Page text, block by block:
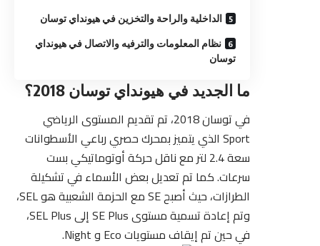
الداخلية والراحة والتخزين في هيونداي توسان
نظام المعلومات والترفيه والاتصال في هيونداي
توسان
ما الجديد في هيونداي توسان 2018؟
في توسان 2018، تم تقديم المستوى الرياضي
Sport الذي يتميز بمحرك حصري رباعي الأسطوانات
سعة 2.4 لتر مع ناقل حركة أوتوماتيكي بست
سرعات. كما تم تعديل بعض الأسماء في تشكيلة
الطرازات، حيث أصبح SE مع الحزمة الشعبية هو SEL،
وتم إعادة تسمية مستوى SE Plus إلى SEL Plus،
في حين تم إيقاف مستويات Eco و Night.